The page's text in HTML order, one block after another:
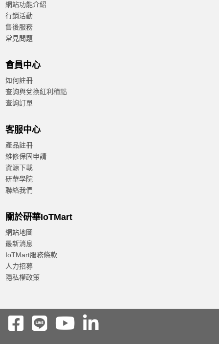
網站功能介紹
行銷活動
售後服務
常見問題
會員中心
如何註冊
查詢與兌換紅利積點
查詢訂單
客服中心
產品註冊
維修保固申請
資源下載
研華學院
聯絡我們
關於研華IoTMart
網站地圖
最新消息
IoTMart服務條款
人力招募
隱私權政策